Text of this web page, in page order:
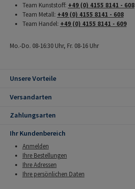
Team Kunststoff: +49 (0) 4155 8141 - 608
Team Metall: +49 (0) 4155 8141 - 608
Team Handel: +49 (0) 4155 8141 - 609
Mo.-Do. 08-16:30 Uhr, Fr. 08-16 Uhr
Unsere Vorteile
Versandarten
Zahlungsarten
Ihr Kundenbereich
Anmelden
Ihre Bestellungen
Ihre Adressen
Ihre persönlichen Daten